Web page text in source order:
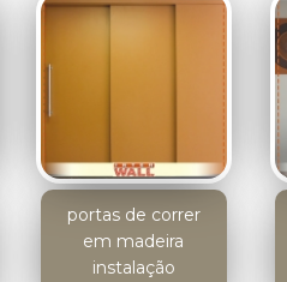
portas de correr
em madeira
instalação